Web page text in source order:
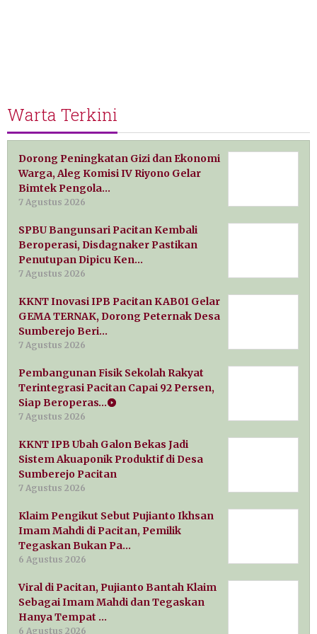
Warta Terkini
Dorong Peningkatan Gizi dan Ekonomi
Warga, Aleg Komisi IV Riyono Gelar
Bimtek Pengola…
7 Agustus 2026
SPBU Bangunsari Pacitan Kembali
Beroperasi, Disdagnaker Pastikan
Penutupan Dipicu Ken…
7 Agustus 2026
KKNT Inovasi IPB Pacitan KAB01 Gelar
GEMA TERNAK, Dorong Peternak Desa
Sumberejo Beri…
7 Agustus 2026
Pembangunan Fisik Sekolah Rakyat
Terintegrasi Pacitan Capai 92 Persen,
Siap Beroperas…
7 Agustus 2026
KKNT IPB Ubah Galon Bekas Jadi
Sistem Akuaponik Produktif di Desa
Sumberejo Pacitan
7 Agustus 2026
Klaim Pengikut Sebut Pujianto Ikhsan
Imam Mahdi di Pacitan, Pemilik
Tegaskan Bukan Pa…
6 Agustus 2026
Viral di Pacitan, Pujianto Bantah Klaim
Sebagai Imam Mahdi dan Tegaskan
Hanya Tempat …
6 Agustus 2026